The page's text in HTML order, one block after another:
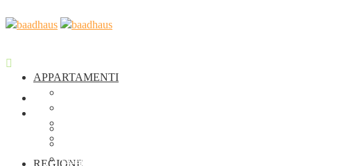
APPARTAMENTI
REGIONE
Home
Appartamenti
Casa Viola